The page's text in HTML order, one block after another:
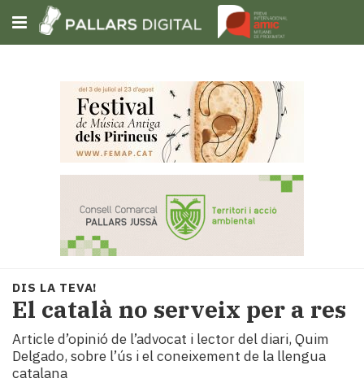
Subscriu-t'hi
Portada
Societat
Política
i
municipis
Economia
i
DIS LA TEVA!
El català no serveix per a res
Article d’opinió de l’advocat i lector del diari, Quim
Delgado, sobre l’ús i el coneixement de la llengua
catalana